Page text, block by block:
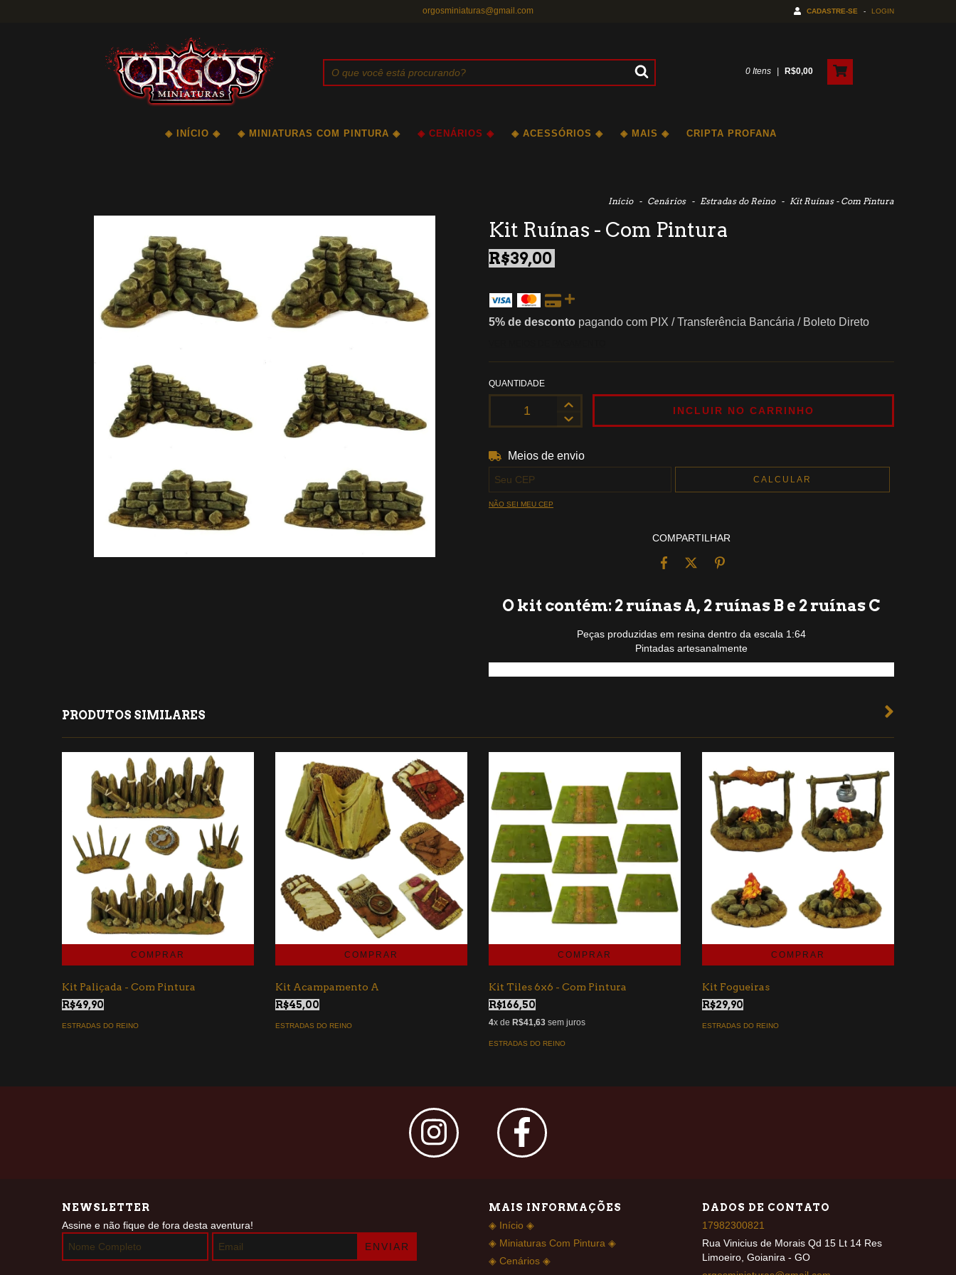
orgosminiaturas@gmail.com CADASTRE-SE - LOGIN
0Itens | R$0,00
◈ INÍCIO ◈ ◈ MINIATURAS COM PINTURA ◈ ◈ CENÁRIOS ◈ ◈ ACESSÓRIOS ◈ ◈ MAIS ◈ CRIPTA PROFANA
Início - Cenários - Estradas do Reino - Kit Ruínas - Com Pintura
Kit Ruínas - Com Pintura
R$39,00
5% de desconto pagando com PIX / Transferência Bancária / Boleto Direto
QUANTIDADE
Entregas para o CEP:
Meios de envio
CALCULAR
NÃO SEI MEU CEP
COMPARTILHAR
O kit contém:2 ruínas A, 2 ruínas B e 2 ruínas C
Peças produzidas em resina dentro da escala 1:64
Pintadas artesanalmente
PRODUTOS SIMILARES
Kit Paliçada - Com Pintura
R$49,90
ESTRADAS DO REINO
Kit Acampamento A
R$45,00
ESTRADAS DO REINO
Kit Tiles 6x6 - Com Pintura
R$166,50
4x de R$41,63 sem juros
ESTRADAS DO REINO
Kit Fogueiras
R$29,90
ESTRADAS DO REINO
NEWSLETTER
Assine e não fique de fora desta aventura!
MAIS INFORMAÇÕES
◈ Início ◈
◈ Miniaturas Com Pintura ◈
◈ Cenários ◈
DADOS DE CONTATO
17982300821
Rua Vinicius de Morais Qd 15 Lt 14 Res
Limoeiro, Goianira - GO